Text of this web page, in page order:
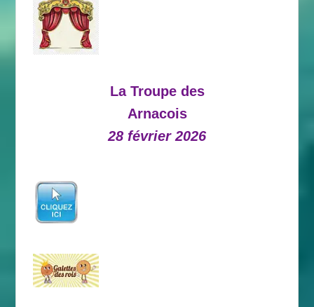
La Troupe des
Arnacois
28 février 2026